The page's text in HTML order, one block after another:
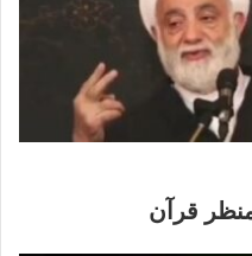
قرآن